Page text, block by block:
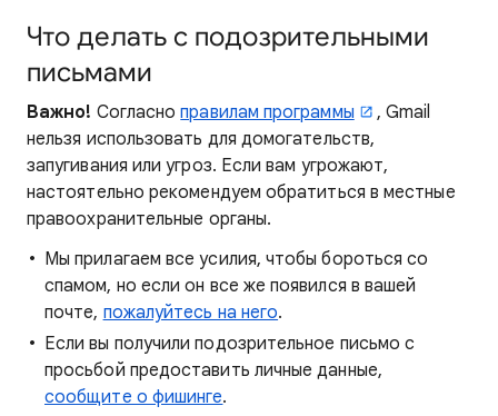
Что делать с подозрительными
письмами
Важно! Согласноправилам программы
, Gmail
нельзя использовать для домогательств,
запугивания или угроз. Если вам угрожают,
настоятельно рекомендуем обратиться в местные
правоохранительные органы.
Мы прилагаем все усилия, чтобы бороться со
спамом, но если он все же появился в вашей
почте, пожалуйтесь на него.
Если вы получили подозрительное письмо с
просьбой предоставить личные данные,
сообщите о фишинге.